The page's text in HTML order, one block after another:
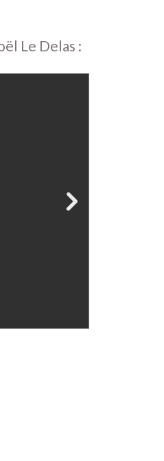
Le Delas :